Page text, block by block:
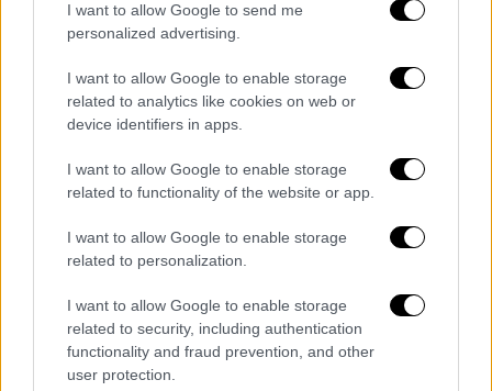
I want to allow Google to send me
personalized advertising.
I want to allow Google to enable storage
related to analytics like cookies on web or
device identifiers in apps.
I want to allow Google to enable storage
related to functionality of the website or app.
I want to allow Google to enable storage
related to personalization.
I want to allow Google to enable storage
related to security, including authentication
functionality and fraud prevention, and other
user protection.
απόφαση,πάντως, μία κρίσιμη μάζα των
εργαζομένων φέρεται αποφασισμένη να
απεργήσει.
Την κίνηση αυτή της ΟΣΥ κατήγγειλε και η
Ελλάδας (ΟΣΜΕ) κάνοντας λόγο για
«αιφνιδιαστικές διαδικασίες εξπρές, οι
οποίες δεν αφήνουν κανένα περιθώριο
αντίδρασης» και κατηγορώντας τη διοίκηση
της ΟΣΥ ότι βρίσκεται «σε διατεταγμένη
υπηρεσία και επιχειρεί, να
αποπροσανατολίσει, να σπείρει το φόβο, τον
πανικό και την αμφιβολία, για τη νομιμότητα